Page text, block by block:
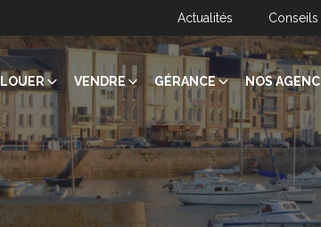
Actualités
LOUER VENDRE GÉRANCE NOS